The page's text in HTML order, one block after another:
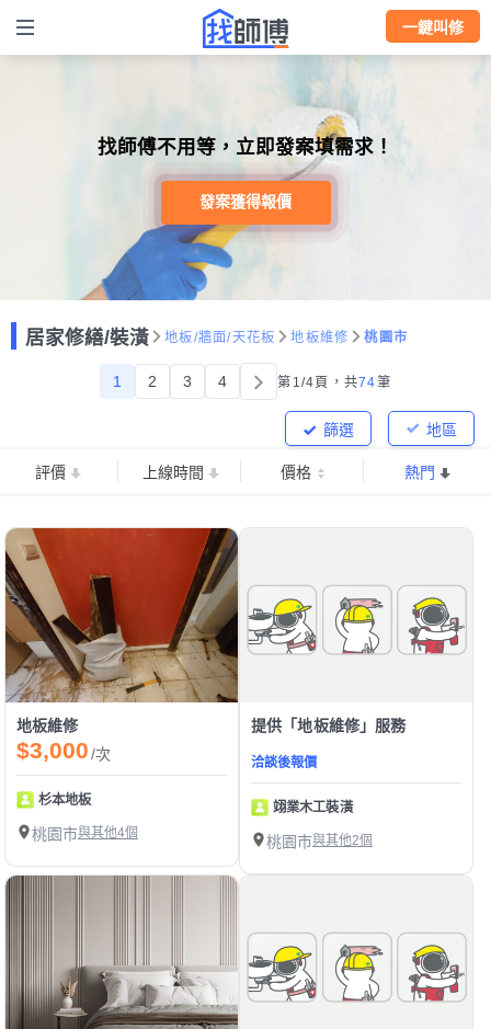
一鍵叫修
找師傅不用等，立即發案填需求！
發案獲得報價
居家修繕/裝潢 地板/牆面/天花板 地板維修 桃園市
1 2 3 4 第1/4頁， 共74筆
地區
篩選
評價 上線時間 價格 熱門
地板維修
$3,000/次
杉本地板
桃園市與其他4個
提供「地板維修」服務
洽談後報價
翊業木工裝潢
桃園市與其他2個